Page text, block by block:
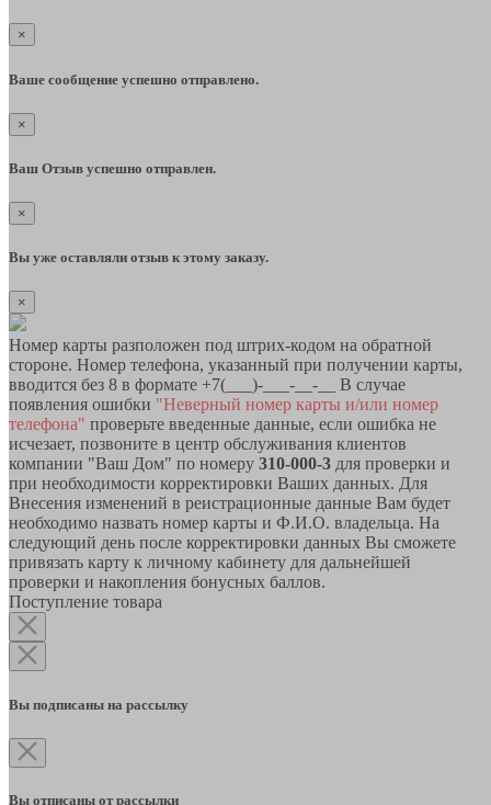
×
Ваше сообщение успешно отправлено.
×
Ваш Отзыв успешно отправлен.
×
Вы уже оставляли отзыв к этому заказу.
×
Номер карты разположен под штрих-кодом на обратной
стороне. Номер телефона, указанный при получении карты,
вводится без 8 в формате +7(___)-___-__-__ В случае
появления ошибки "Неверный номер карты и/или номер
телефона" проверьте введенные данные, если ошибка не
исчезает, позвоните в центр обслуживания клиентов
компании "Ваш Дом" по номеру 310-000-3 для проверки и
при необходимости корректировки Ваших данных. Для
Внесения изменений в реистрационные данные Вам будет
необходимо назвать номер карты и Ф.И.О. владельца. На
следующий день после корректировки данных Вы сможете
привязать карту к личному кабинету для дальнейшей
проверки и накопления бонусных баллов.
Поступление товара
Вы подписаны на рассылку
Вы отписаны от рассылки